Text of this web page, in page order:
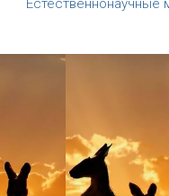
Естественнонаучные